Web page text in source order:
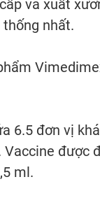
và xuất
nhất.
6.5 đơn vị
được
ml.